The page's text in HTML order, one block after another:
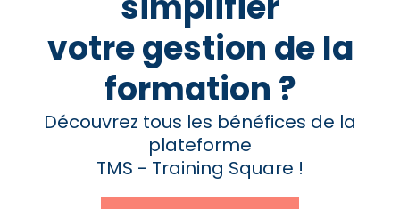
votre gestion de la
formation ?
Découvrez tous les bénéfices de la
plateforme
TMS - Training Square !